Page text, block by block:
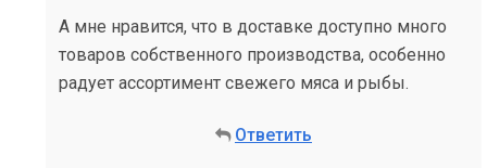
А мне нравится, что в доставке доступно много
товаров собственного производства, особенно
радует ассортимент свежего мяса и рыбы.
Ответить